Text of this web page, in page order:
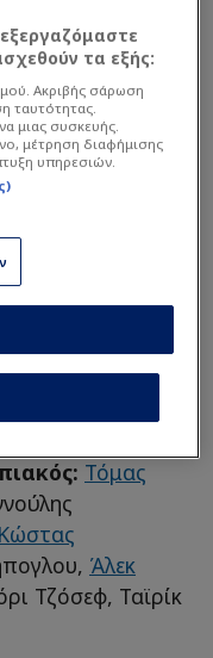
ο διεθνής
κάτι που
να τον αφήσει
να
αγώνα με 11αδα.
Τόμας
Κώστας
Άλεκ
Τζόσεφ, Ταϊρίκ
τα εξής:
Ακριβής σάρωση
ταυτότητας.
μιας συσκευής.
μέτρηση διαφήμισης
υπηρεσιών.